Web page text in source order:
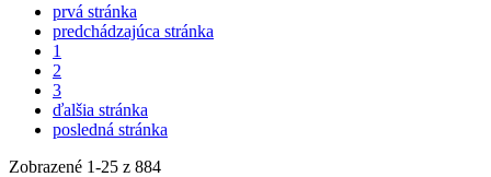
prvá stránka
predchádzajúca stránka
1
2
3
ďalšia stránka
posledná stránka
Zobrazené 1-25 z 884